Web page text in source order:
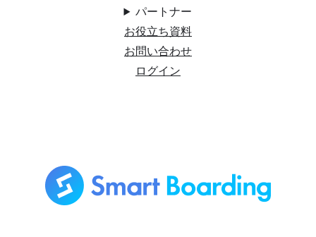
パートナー
お役立ち資料
お問い合わせ
ログイン